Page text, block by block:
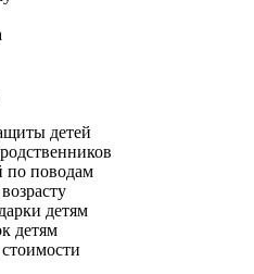
детей
по поводам
детям
детям